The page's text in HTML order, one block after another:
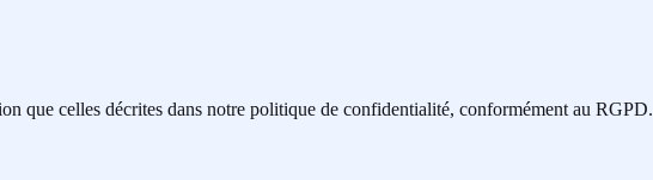
que celles décrites dans notre politique de confidentialité, conformément au RGPD.